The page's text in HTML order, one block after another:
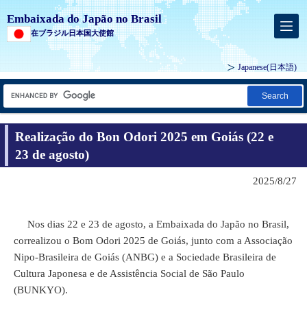
Embaixada do Japão no Brasil
在ブラジル日本国大使館
Japanese(日本語)
Search
Realização do Bon Odori 2025 em Goiás (22 e
23 de agosto)
2025/8/27
Nos dias 22 e 23 de agosto, a Embaixada do Japão no Brasil,
correalizou o Bom Odori 2025 de Goiás, junto com a Associação
Nipo-Brasileira de Goiás (ANBG) e a Sociedade Brasileira de
Cultura Japonesa e de Assistência Social de São Paulo
(BUNKYO).